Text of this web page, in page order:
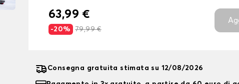
63,99 €
-20% 79,99 €
Consegna gratuita stimata su 12/08/2026